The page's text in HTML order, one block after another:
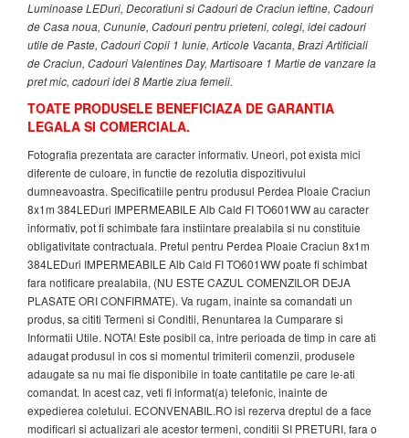
Luminoase LEDuri, Decoratiuni si Cadouri de Craciun ieftine, Cadouri
de Casa noua, Cununie, Cadouri pentru prieteni, colegi, idei cadouri
utile de Paste, Cadouri Copii 1 Iunie, Articole Vacanta, Brazi Artificiali
de Craciun, Cadouri Valentines Day, Martisoare 1 Martie de vanzare la
pret mic, cadouri idei 8 Martie ziua femeii.
TOATE PRODUSELE BENEFICIAZA DE GARANTIA
LEGALA SI COMERCIALA.
Fotografia prezentata are caracter informativ. Uneori, pot exista mici
diferente de culoare, in functie de rezolutia dispozitivului
dumneavoastra. Specificatiile pentru produsul Perdea Ploaie Craciun
8x1m 384LEDuri IMPERMEABILE Alb Cald FI TO601WW au caracter
informativ, pot fi schimbate fara instiintare prealabila si nu constituie
obligativitate contractuala. Pretul pentru Perdea Ploaie Craciun 8x1m
384LEDuri IMPERMEABILE Alb Cald FI TO601WW poate fi schimbat
fara notificare prealabila, (NU ESTE CAZUL COMENZILOR DEJA
PLASATE ORI CONFIRMATE). Va rugam, inainte sa comandati un
produs, sa cititi Termeni si Conditii, Renuntarea la Cumparare si
Informatii Utile. NOTA! Este posibil ca, intre perioada de timp in care ati
adaugat produsul in cos si momentul trimiterii comenzii, produsele
adaugate sa nu mai fie disponibile in toate cantitatile pe care le-ati
comandat. In acest caz, veti fi informat(a) telefonic, inainte de
expedierea coletului. ECONVENABIL.RO isi rezerva dreptul de a face
modificari si actualizari ale acestor termeni, conditii SI PRETURI, fara o